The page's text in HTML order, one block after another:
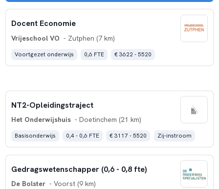
Docent Economie
Vrijeschool VO - Zutphen (7 km)
Voortgezet onderwijs 0,6 FTE € 3622 - 5520
NT2-Opleidingstraject
Het Onderwijshuis - Doetinchem (21 km)
Basisonderwijs 0,4 - 0,6 FTE € 3117 - 5520 Zij-instroom
Gedragswetenschapper (0,6 - 0,8 fte)
De Bolster - Voorst (9 km)